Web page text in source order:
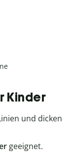
Kinder
und dicken
geeignet.